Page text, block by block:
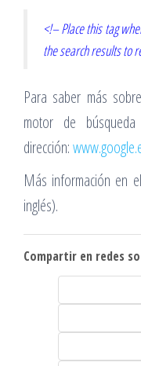
<!– Place this tag
the search results to
Para saber más
motor de
dirección:
Más información en el
inglés).
Compartir en redes